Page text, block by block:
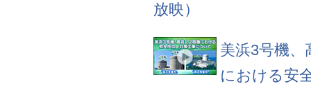
放映）
美浜3号機、
における安